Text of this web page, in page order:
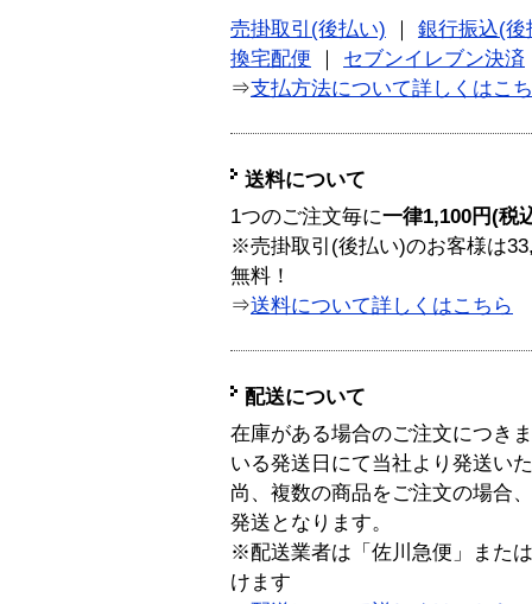
売掛取引(後払い)
銀行振込(後
換宅配便
セブンイレブン決済
⇒支払方法について詳しくはこ
送料について
1つのご注文毎に一律1,100円(税
※売掛取引(後払い)のお客様は
無料！
⇒送料について詳しくはこちら
配送について
在庫がある場合のご注文につき
いる発送日にて当社より発送い
尚、複数の商品をご注文の場合
発送となります。
※配送業者は「佐川急便」また
けます